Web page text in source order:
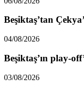
Beşiktaş’tan
04/08/2026
Beşiktaş’ın play-
03/08/2026